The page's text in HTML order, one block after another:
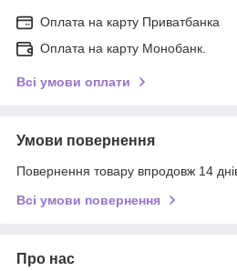
Оплата на карту Приватбанка
Оплата на карту Монобанк.
Всі умови оплати
Умови повернення
Повернення товару впродовж 14
Всі умови повернення
Про нас